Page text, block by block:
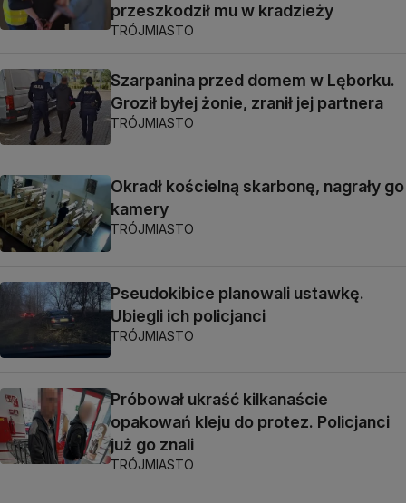
przeszkodził mu w kradzieży
TRÓJMIASTO
Szarpanina przed domem w Lęborku.
Groził byłej żonie, zranił jej partnera
TRÓJMIASTO
Okradł kościelną skarbonę, nagrały go
kamery
TRÓJMIASTO
Pseudokibice planowali ustawkę.
Ubiegli ich policjanci
TRÓJMIASTO
Próbował ukraść kilkanaście
opakowań kleju do protez. Policjanci
już go znali
TRÓJMIASTO